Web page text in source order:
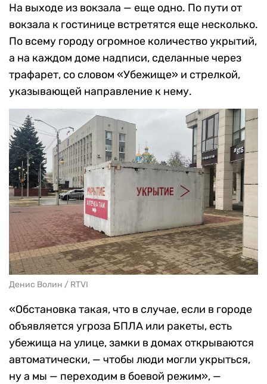
На выходе из вокзала — еще одно. По пути от
вокзала к гостинице встретятся еще несколько.
По всему городу огромное количество укрытий,
а на каждом доме надписи, сделанные через
трафарет, со словом «Убежище» и стрелкой,
указывающей направление к нему.
Денис Волин / RTVI
«Обстановка такая, что в случае, если в городе
объявляется угроза БПЛА или ракеты, есть
убежища на улице, замки в домах открываются
автоматически, — чтобы люди могли укрыться,
ну а мы — переходим в боевой режим», —